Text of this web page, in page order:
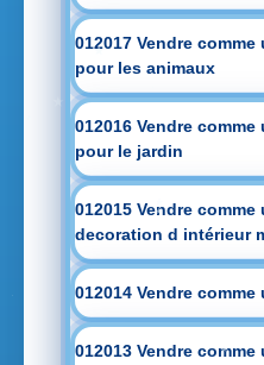
012017 Vendre
pour les animaux
012016 Vendre
pour le jardin
012015 Vendre
decoration d intérieur
012014 Vendre
012013 Vendre